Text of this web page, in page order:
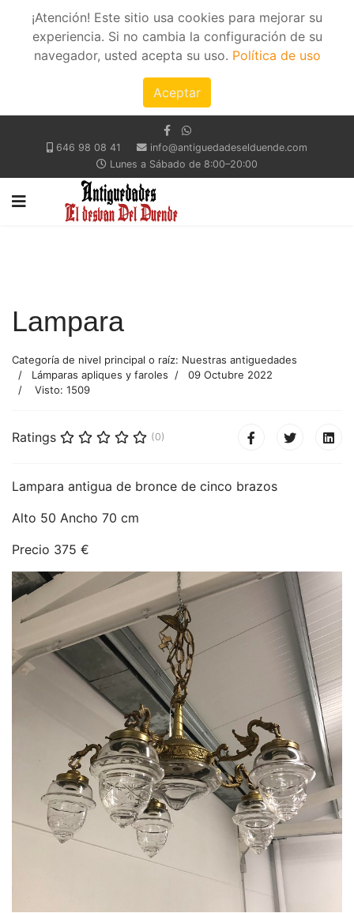
¡Atención! Este sitio usa cookies para mejorar su
experiencia. Si no cambia la configuración de su
navegador, usted acepta su uso. Política de uso
Aceptar
646 98 08 41
info@antiguedadeselduende.com
Lunes a Sábado de 8:00–20:00
Lampara
Categoría de nivel principal o raíz: Nuestras antiguedades
Lámparas apliques y faroles
09 Octubre 2022
Visto: 1509
Ratings (0)
Lampara antigua de bronce de cinco brazos
Alto 50 Ancho 70 cm
Precio 375 €